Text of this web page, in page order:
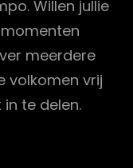
Willen jullie
meerdere
volkomen vrij
te delen.